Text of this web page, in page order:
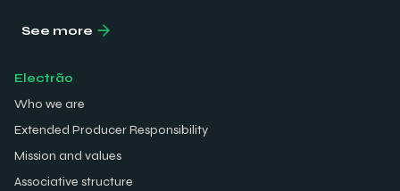
See more
Electrão
Who we are
Extended Producer Responsibility
Mission and values
Associative structure